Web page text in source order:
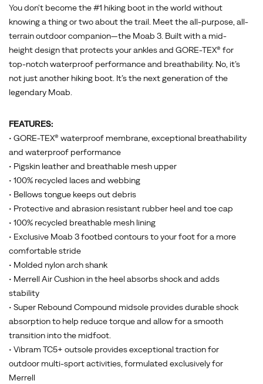
Moab.
You don't become the #1 hiking boot in the world without
knowing a thing or two about the trail. Meet the all-purpose, all-
terrain outdoor companion—the Moab 3. Built with a mid-
height design that protects your ankles and GORE-TEX® for
top-notch waterproof performance and breathability. No, it’s
not just another hiking boot. It’s the next generation of the
legendary Moab.
FEATURES:
• GORE-TEX® waterproof membrane, exceptional breathability
and waterproof performance
• Pigskin leather and breathable mesh upper
• 100% recycled laces and webbing
• Bellows tongue keeps out debris
• Protective and abrasion resistant rubber heel and toe cap
• 100% recycled breathable mesh lining
• Exclusive Moab 3 footbed contours to your foot for a more
comfortable stride
• Molded nylon arch shank
• Merrell Air Cushion in the heel absorbs shock and adds
stability
• Super Rebound Compound midsole provides durable shock
absorption to help reduce torque and allow for a smooth
transition into the midfoot.
• Vibram TC5+ outsole provides exceptional traction for
outdoor multi-sport activities, formulated exclusively for
Merrell